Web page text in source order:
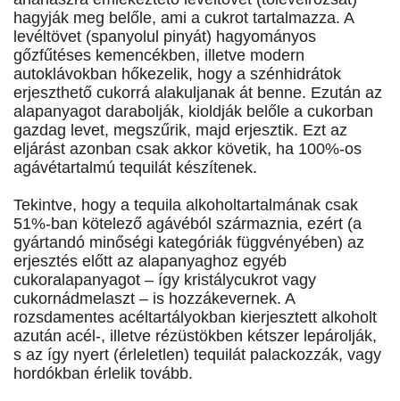
hagyják meg belőle, ami a cukrot tartalmazza. A
levéltövet (spanyolul pinyát) hagyományos
gőzfűtéses kemencékben, illetve modern
autoklávokban hőkezelik, hogy a szénhidrátok
erjeszthető cukorrá alakuljanak át benne. Ezután az
alapanyagot darabolják, kioldják belőle a cukorban
gazdag levet, megszűrik, majd erjesztik. Ezt az
eljárást azonban csak akkor követik, ha 100%-os
agávétartalmú tequilát készítenek.
Tekintve, hogy a tequila alkoholtartalmának csak
51%-ban kötelező agávéból származnia, ezért (a
gyártandó minőségi kategóriák függvényében) az
erjesztés előtt az alapanyaghoz egyéb
cukoralapanyagot – így kristálycukrot vagy
cukornádmelaszt – is hozzákevernek. A
rozsdamentes acéltartályokban kierjesztett alkoholt
azután acél-, illetve rézüstökben kétszer lepárolják,
s az így nyert (érleletlen) tequilát palackozzák, vagy
hordókban érlelik tovább.